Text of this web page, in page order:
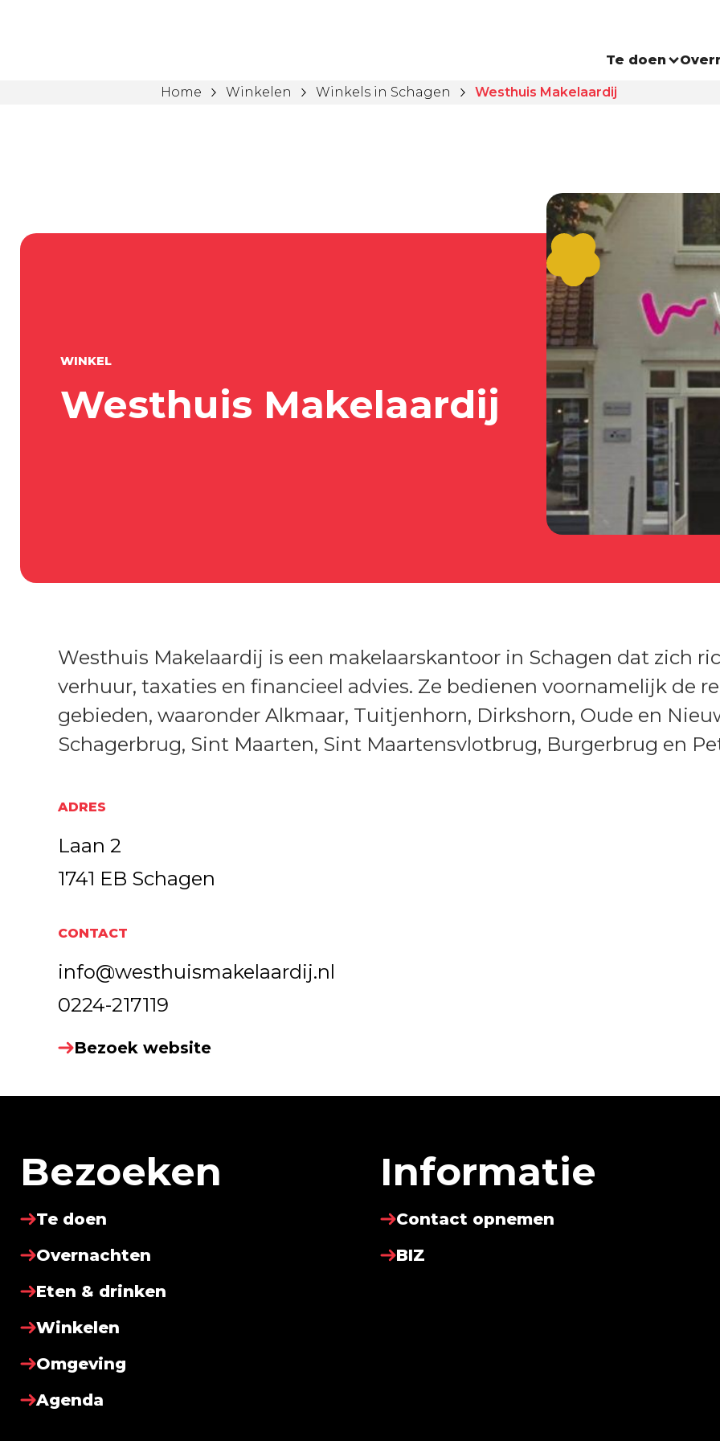
Te doen
Home Winkelen Winkels in Schagen Westhuis Makelaardij
WINKEL
Westhuis Makelaardij
Westhuis Makelaardij is een makelaarskantoor in Schagen dat zich
verhuur, taxaties en financieel advies. Ze bedienen voornamelijk de
gebieden, waaronder Alkmaar, Tuitjenhorn, Dirkshorn, Oude en
Schagerbrug, Sint Maarten, Sint Maartensvlotbrug, Burgerbrug en
ADRES
Laan 2
1741 EB Schagen
CONTACT
info@westhuismakelaardij.nl
0224-217119
Bezoek website
Bezoeken
Te doen
Overnachten
Eten & drinken
Winkelen
Omgeving
Agenda
Informatie
Contact opnemen
BIZ